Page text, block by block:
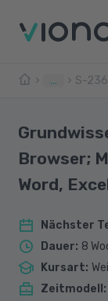
... S-
Browser;
Word,
Nächster
Dauer: 8
Kursart:
Zeitmodell :